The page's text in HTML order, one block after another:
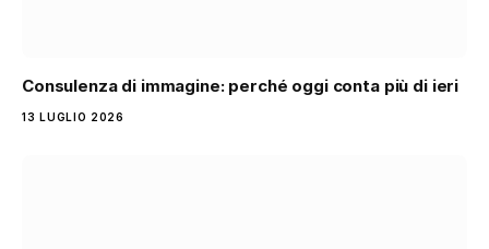
Consulenza di immagine: perché oggi conta più di ieri
13 LUGLIO 2026